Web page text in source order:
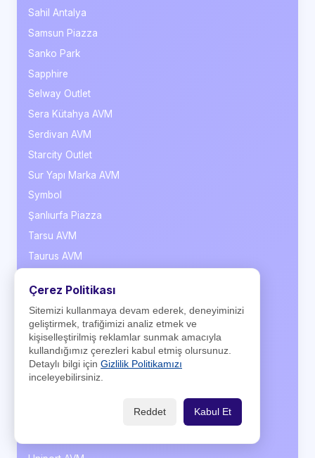
Sahil Antalya
Samsun Piazza
Sanko Park
Sapphire
Selway Outlet
Sera Kütahya AVM
Serdivan AVM
Starcity Outlet
Sur Yapı Marka AVM
Symbol
Şanlıurfa Piazza
Tarsu AVM
Taurus AVM
Tepe Nautilus
Teras Park
TerraCity
Torium
Trabzon Cevahir Outlet
Çerez Politikası
Sitemizi kullanmaya devam ederek, deneyiminizi
geliştirmek, trafiğimizi analiz etmek ve
kişiselleştirilmiş reklamlar sunmak amacıyla
kullandığımız çerezleri kabul etmiş olursunuz.
Detaylı bilgi için Gizlilik Politikamızı
inceleyebilirsiniz.
Reddet Kabul Et